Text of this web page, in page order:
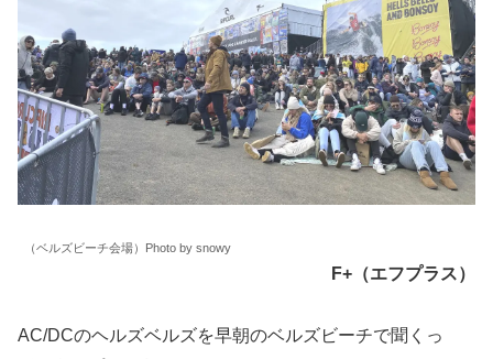
（ベルズビーチ会場）Photo by snowy
F+（エフプラス）
AC/DCのヘルズベルズを早朝のベルズビーチで聞くっ